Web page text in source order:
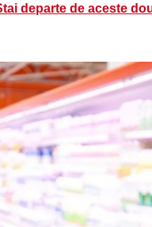
departe de aceste